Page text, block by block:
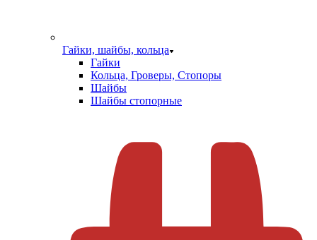
Гайки, шайбы, кольца
Гайки
Кольца, Гроверы, Стопоры
Шайбы
Шайбы стопорные